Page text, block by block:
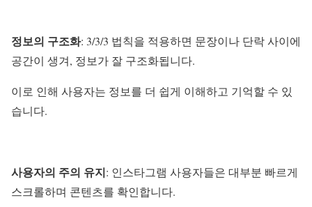
정보의 구조화: 3/3/3 법칙을 적용하면 문장이나 단락 사이에
공간이 생겨, 정보가 잘 구조화됩니다.
이로 인해 사용자는 정보를 더 쉽게 이해하고 기억할 수 있
습니다.
사용자의 주의 유지: 인스타그램 사용자들은 대부분 빠르게
스크롤하며 콘텐츠를 확인합니다.